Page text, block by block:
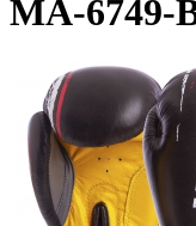
MA-6749-